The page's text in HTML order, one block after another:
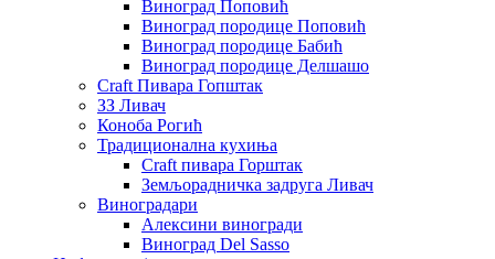
Виноград Поповић
Виноград породице Поповић
Виноград породице Бабић
Виноград породице Делшашо
Craft Пивара Гопштак
ЗЗ Ливач
Коноба Рогић
Традиционална кухиња
Craft пивара Горштак
Земљорадничка задруга Ливач
Виноградари
Алексини виногради
Виноград Del Sasso